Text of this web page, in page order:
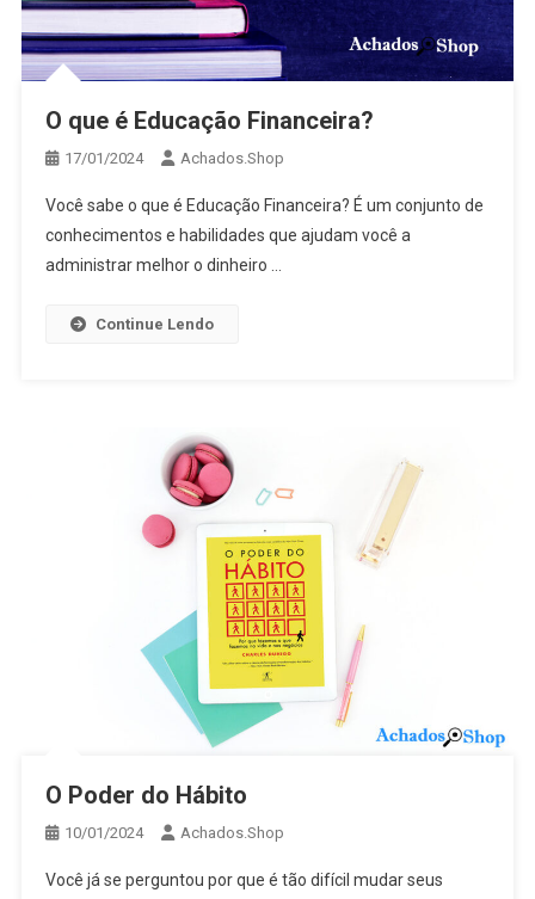
O que é Educação Financeira?
17/01/2024 Achados.Shop
Você sabe o que é Educação Financeira? É um conjunto de
conhecimentos e habilidades que ajudam você a
administrar melhor o dinheiro …
Continue Lendo
O Poder do Hábito
10/01/2024 Achados.Shop
Você já se perguntou por que é tão difícil mudar seus